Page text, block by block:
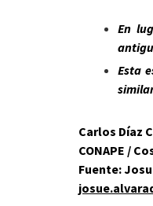
En
Esta
Carlos Díaz
CONAPE /
Fuente: